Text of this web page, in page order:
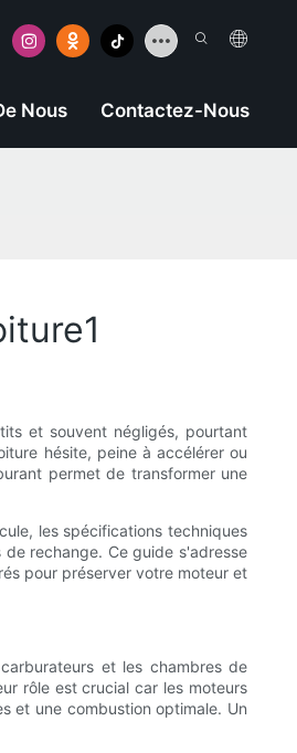
Nous Contactez-Nous
et souvent négligés, pourtant
hésite, peine à accélérer ou
permet de transformer une
les spécifications techniques
rechange. Ce guide s'adresse
pour préserver votre moteur et
et les chambres de
rôle est crucial car les moteurs
et une combustion optimale. Un